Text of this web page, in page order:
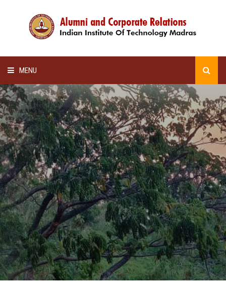
MENU
HOME
ALUMNI AWARDS
LECTURE SERIES
NEWSLETTERS
SCHOLARSHIP
GALLERY
AGR